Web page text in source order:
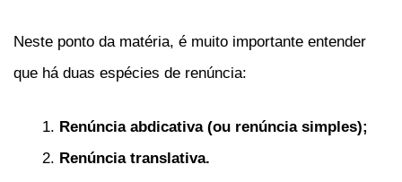
Neste ponto da matéria, é muito importante entender
que há duas espécies de renúncia:
Renúncia abdicativa (ou renúncia simples);
Renúncia translativa.